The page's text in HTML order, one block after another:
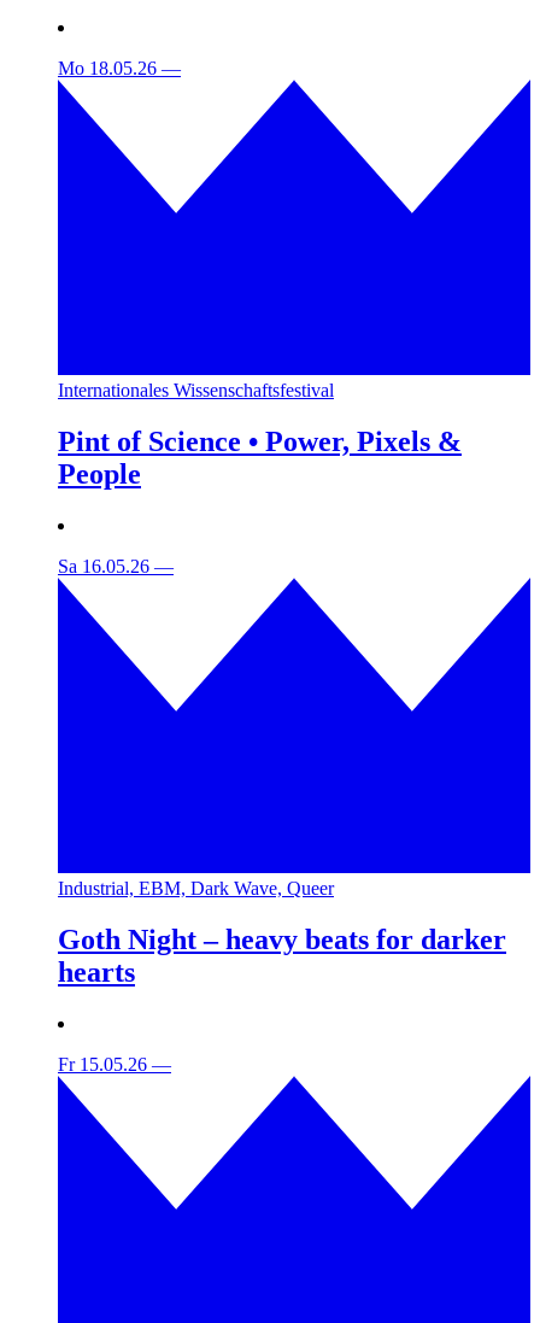
Mo 18.05.26 —
Internationales Wissenschaftsfestival
Pint of Science • Power, Pixels &
People
Sa 16.05.26 —
Industrial, EBM, Dark Wave, Queer
Goth Night – heavy beats for darker
hearts
Fr 15.05.26 —